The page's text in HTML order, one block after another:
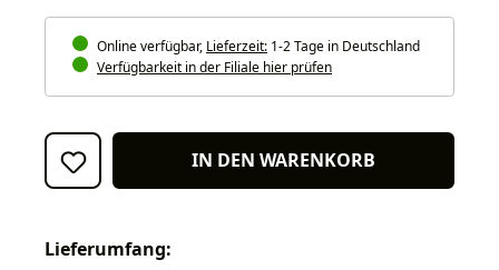
Online verfügbar, Lieferzeit: 1-2 Tage in Deutschland
Verfügbarkeit in der Filiale hier prüfen
IN DEN WARENKORB
Lieferumfang: